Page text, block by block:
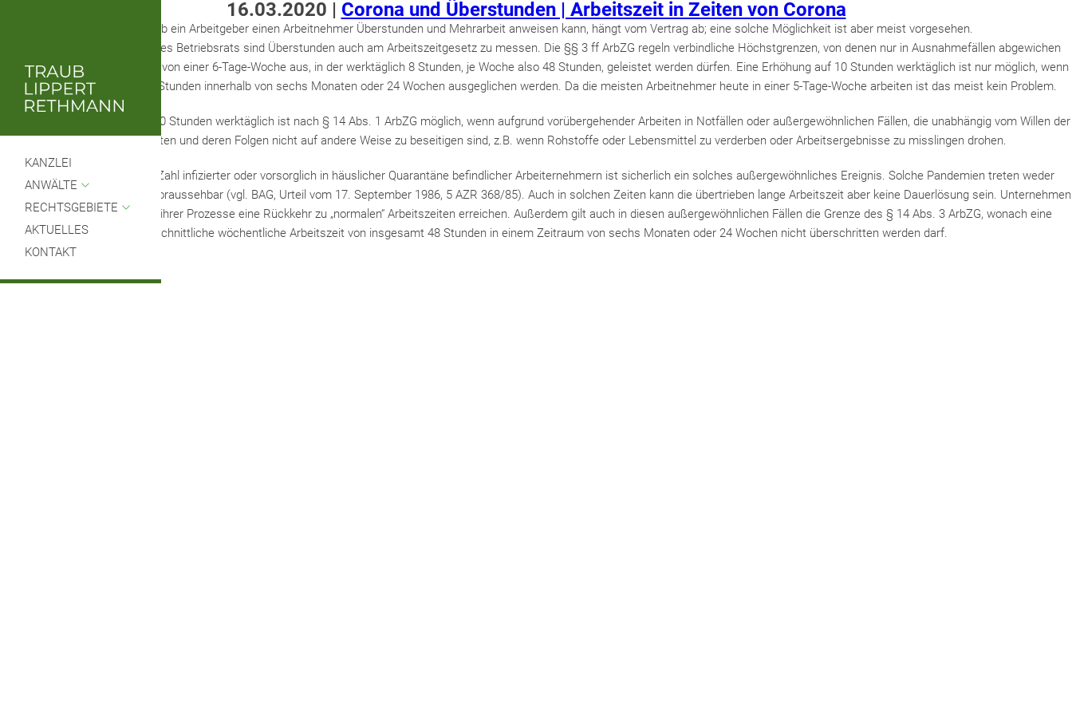
KANZLEI
ANWÄLTE
RECHTSGEBIETE
AKTUELLES
KONTAKT
16.03.2020 | Corona und Überstunden | Arbeitszeit in Zeiten von Corona
Die Frage, ob ein Arbeitgeber einen Arbeitnehmer Überstunden und Mehrarbeit anweisen kann, hängt vom Vertrag ab; eine solche Möglichkeit ist aber meist vorgesehen.
Neben der Mitbestimmung des Betriebsrats sind Überstunden auch am Arbeitszeitgesetz zu messen. Die §§ 3 ff ArbZG regeln verbindliche Höchstgrenzen, von denen nur in Ausnahmefällen abgewichen
werden. kann Das ArbZG geht von einer 6-Tage-Woche aus, in der werktäglich 8 Stunden, je Woche also 48 Stunden, geleistet werden dürfen. Eine Erhöhung auf 10 Stunden werktäglich ist nur möglich, wenn
die zusätzlich angefallenen Stunden innerhalb von sechs Monaten oder 24 Wochen ausgeglichen werden. Da die meisten Arbeitnehmer heute in einer 5-Tage-Woche arbeiten ist das meist kein Problem.
Auch die Arbeit von mehr als 10 Stunden werktäglich ist nach § 14 Abs. 1 ArbZG möglich, wenn aufgrund vorübergehender Arbeiten in Notfällen oder außergewöhnlichen Fällen, die unabhängig vom Willen der
Betroffenen eintreten und deren Folgen nicht auf andere Weise zu beseitigen sind, z.B. wenn Rohstoffe oder Lebensmittel zu verderben oder Arbeitsergebnisse zu misslingen drohen.
Das Auftreten einer hohen Zahl infizierter oder vorsorglich in häuslicher Quarantäne befindlicher Arbeiternehmern ist sicherlich ein solches außergewöhnliches Ereignis. Solche Pandemien treten weder
regelmäßig ein noch sind sie voraussehbar (vgl. BAG, Urteil vom 17. September 1986, 5 AZR 368/85). Auch in solchen Zeiten kann die übertrieben lange Arbeitszeit aber keine Dauerlösung sein. Unternehmen
müssen durch Anpassung ihrer Prozesse eine Rückkehr zu „normalen“ Arbeitszeiten erreichen. Außerdem gilt auch in diesen außergewöhnlichen Fällen die Grenze des § 14 Abs. 3 ArbZG, wonach eine
durchschnittliche wöchentliche Arbeitszeit von insgesamt 48 Stunden in einem Zeitraum von sechs Monaten oder 24 Wochen nicht überschritten werden darf.